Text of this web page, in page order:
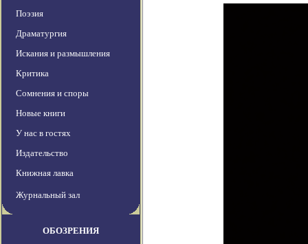
Поэзия
Драматургия
Искания и размышления
Критика
Сомнения и споры
Новые книги
У нас в гостях
Издательство
Книжная лавка
Журнальный зал
ОБОЗРЕНИЯ